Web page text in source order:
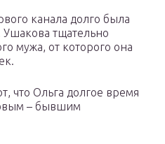
канала долго была
тщательно
мужа, от которого она
что Ольга долгое время
– бывшим